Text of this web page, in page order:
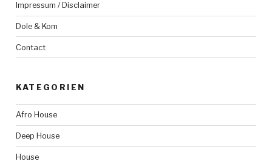
Impressum / Disclaimer
Dole & Kom
Contact
KATEGORIEN
Afro House
Deep House
House